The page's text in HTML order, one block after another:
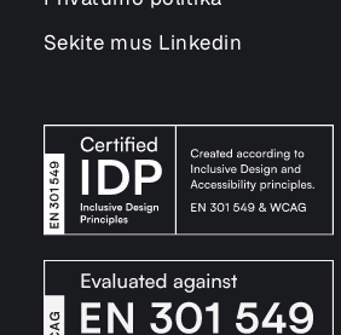
Sekite mus Linkedin